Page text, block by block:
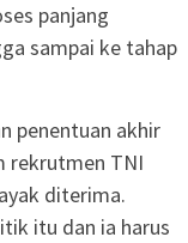
panjang
sampai ke tahap
penentuan akhir
rekrutmen TNI
diterima.
itu dan ia harus